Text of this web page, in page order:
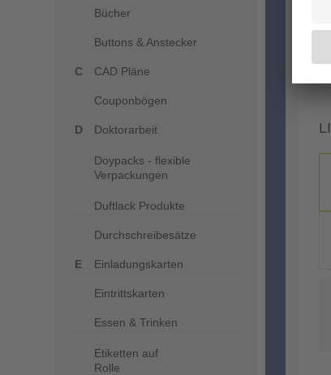
Bücher
Buttons & Anstecker
CAD Pläne
Couponbögen
Doktorarbeit
Doypacks - flexible
Verpackungen
Duftlack Produkte
Durchschreibesätze
Einladungskarten
Eintrittskarten
Essen & Trinken
Etiketten auf
Rolle